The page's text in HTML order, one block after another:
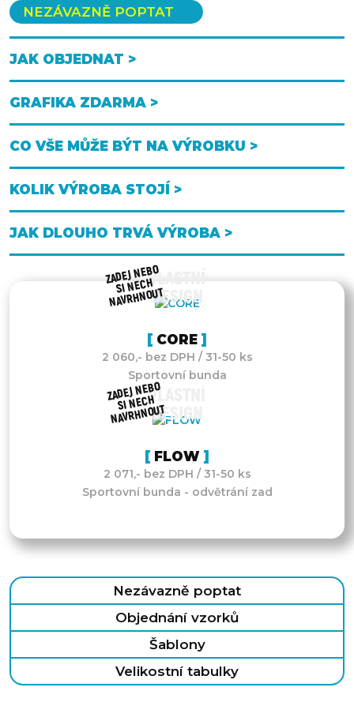
NEZÁVAZNĚ POPTAT
JAK OBJEDNAT >
GRAFIKA ZDARMA >
CO VŠE MŮŽE BÝT NA VÝROBKU >
KOLIK VÝROBA STOJÍ >
JAK DLOUHO TRVÁ VÝROBA >
VLASTNÍ
DESIGN
ZADEJ NEBO
SI NECH
NAVRHNOUT
CORE
2 060,- bez DPH / 31-50 ks
Sportovní bunda
VLASTNÍ
DESIGN
ZADEJ NEBO
SI NECH
NAVRHNOUT
FLOW
2 071,- bez DPH / 31-50 ks
Sportovní bunda - odvětrání zad
Nezávazně poptat
Objednání vzorků
Šablony
Velikostní tabulky